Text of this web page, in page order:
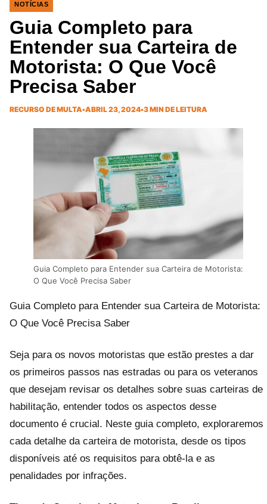
NOTÍCIAS
Guia Completo para
Entender sua Carteira de
Motorista: O Que Você
Precisa Saber
RECURSO DE MULTA•ABRIL 23, 2024•3 MIN DE LEITURA
Guia Completo para Entender sua Carteira de Motorista:
O Que Você Precisa Saber
Guia Completo para Entender sua Carteira de Motorista:
O Que Você Precisa Saber
Seja para os novos motoristas que estão prestes a dar
os primeiros passos nas estradas ou para os veteranos
que desejam revisar os detalhes sobre suas carteiras de
habilitação, entender todos os aspectos desse
documento é crucial. Neste guia completo, exploraremos
cada detalhe da carteira de motorista, desde os tipos
disponíveis até os requisitos para obtê-la e as
penalidades por infrações.